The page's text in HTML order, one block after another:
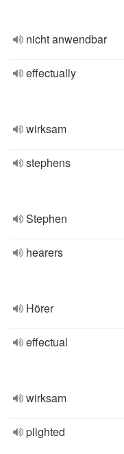
nicht anwendbar
effectually
wirksam
stephens
Stephen
hearers
Hörer
effectual
wirksam
plighted